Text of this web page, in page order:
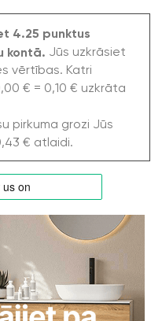
4.25 punktus
kontā. Jūs uzkrāsiet
vērtības. Katri
€ = 0,10 € uzkrāta
pirkuma grozi Jūs
€ atlaidi.